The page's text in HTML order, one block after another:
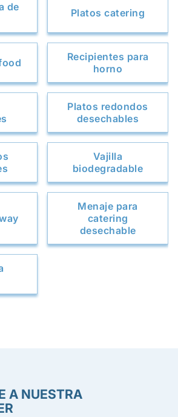
de
Platos catering
Recipientes para
horno
Platos redondos
desechables
Vajilla
biodegradable
Menaje para
catering
desechable
A NUESTRA